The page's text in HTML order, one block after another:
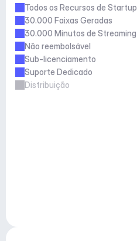
Todos os Recursos de Startup
30.000 Faixas Geradas
30.000 Minutos de Streaming
Não reembolsável
Sub-licenciamento
Suporte Dedicado
Distribuição